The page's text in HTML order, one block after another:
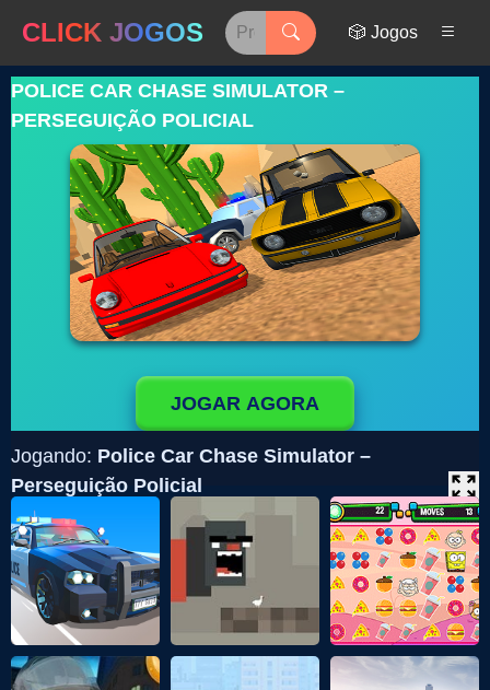
CLICK JOGOS 🎲 Jogos
POLICE CAR CHASE SIMULATOR –
PERSEGUIÇÃO POLICIAL
JOGAR AGORA
Jogando: Police Car Chase Simulator –
Perseguição Policial